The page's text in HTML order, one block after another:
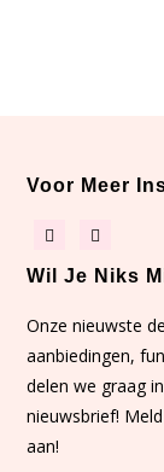
Voor Meer
Wil Je Niks
Onze nieuwste
aanbiedingen,
delen we graag
nieuwsbrief!
aan!